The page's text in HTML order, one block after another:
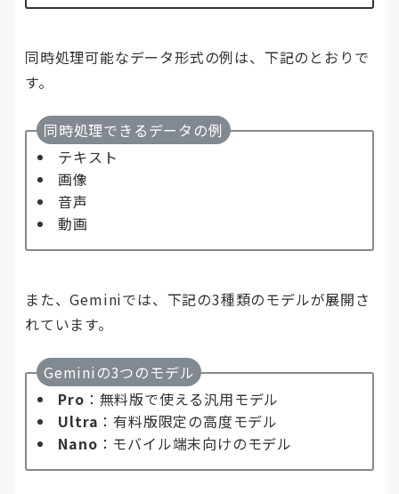
同時処理可能なデータ形式の例は、下記のとおりで
す。
同時処理できるデータの例
テキスト
画像
音声
動画
また、Geminiでは、下記の3種類のモデルが展開さ
れています。
Geminiの3つのモデル
Pro ：無料版で使える汎用モデル
Ultra ：有料版限定の高度モデル
Nano ：モバイル端末向けのモデル